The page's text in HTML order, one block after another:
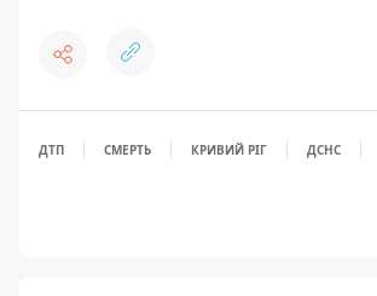
ДТП СМЕРТЬ КРИВИЙ РІГ ДСНС